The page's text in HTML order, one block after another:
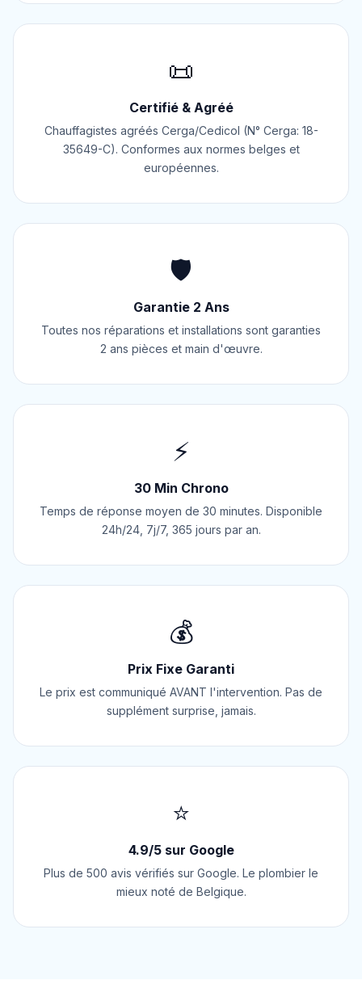
📜
Certifié & Agréé
Chauffagistes agréés Cerga/Cedicol (N° Cerga: 18-
35649-C). Conformes aux normes belges et
européennes.
🛡️
Garantie 2 Ans
Toutes nos réparations et installations sont garanties
2 ans pièces et main d'œuvre.
⚡
30 Min Chrono
Temps de réponse moyen de 30 minutes. Disponible
24h/24, 7j/7, 365 jours par an.
💰
Prix Fixe Garanti
Le prix est communiqué AVANT l'intervention. Pas de
supplément surprise, jamais.
⭐
4.9/5 sur Google
Plus de 500 avis vérifiés sur Google. Le plombier le
mieux noté de Belgique.